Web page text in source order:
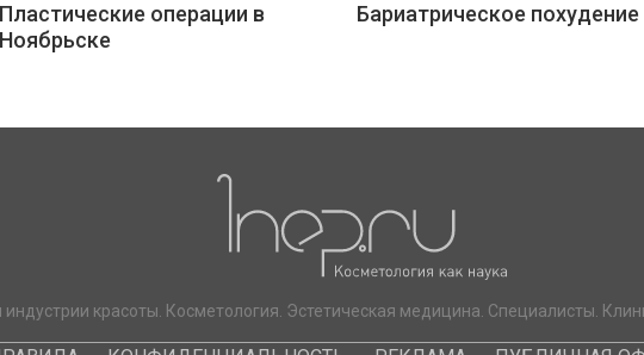
Пластические операции в
Ноябрьске
Бариатрическое похудение
индустрии красоты. Косметология. Эстетическая медицина. Специалисты.